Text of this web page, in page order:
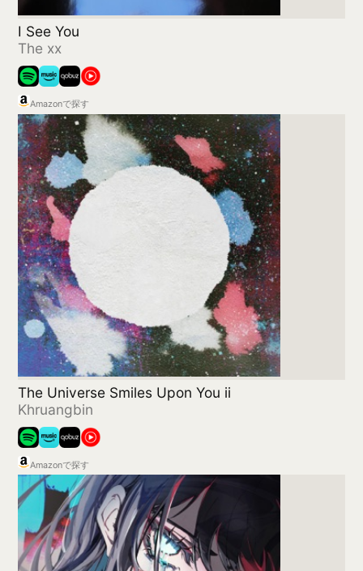
Amazonで探す
Adoのベストアドバム
Ado
Amazonで探す